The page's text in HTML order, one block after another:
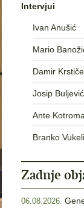
Intervjui
Ivan Anušić
Mario
Damir
Josip Buljević
Ante
Branko
Zadnje
06.08.2026.